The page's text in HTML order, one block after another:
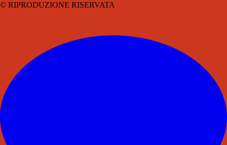
© RIPRODUZIONE RISERVATA